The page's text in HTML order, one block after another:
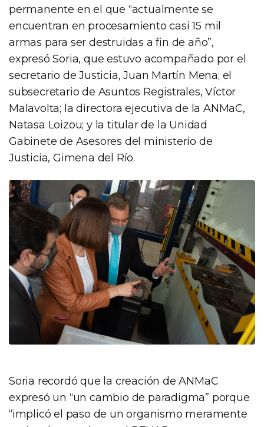
permanente en el que “actualmente se
encuentran en procesamiento casi 15 mil
armas para ser destruidas a fin de año”,
expresó Soria, que estuvo acompañado por el
secretario de Justicia, Juan Martín Mena; el
subsecretario de Asuntos Registrales, Víctor
Malavolta; la directora ejecutiva de la ANMaC,
Natasa Loizou; y la titular de la Unidad
Gabinete de Asesores del ministerio de
Justicia, Gimena del Río.
Soria recordó que la creación de ANMaC
expresó un “un cambio de paradigma” porque
“implicó el paso de un organismo meramente